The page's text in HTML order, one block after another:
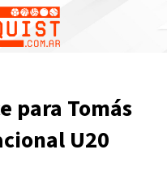
para Tomás
U20